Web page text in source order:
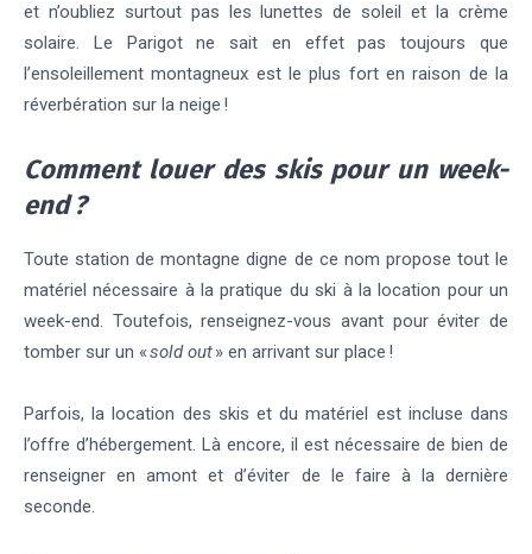
et n’oubliez surtout pas les lunettes de soleil et la crème
solaire. Le Parigot ne sait en effet pas toujours que
l’ensoleillement montagneux est le plus fort en raison de la
réverbération sur la neige !
Comment louer des skis pour un week-
end ?
Toute station de montagne digne de ce nom propose tout le
matériel nécessaire à la pratique du ski à la location pour un
week-end. Toutefois, renseignez-vous avant pour éviter de
tomber sur un «sold out» en arrivant sur place !
Parfois, la location des skis et du matériel est incluse dans
l’offre d’hébergement. Là encore, il est nécessaire de bien de
renseigner en amont et d’éviter de le faire à la dernière
seconde.